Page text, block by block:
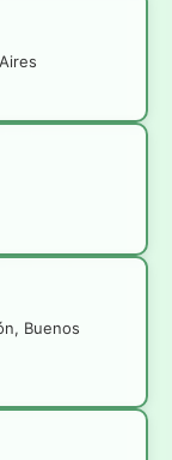
Buenos